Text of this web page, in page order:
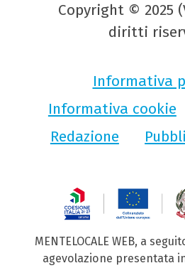
Copyright © 2025
diritti
Informativa
Informativa cookie
Redazione
MENTELOCALE WEB, a
agevolazione presentata